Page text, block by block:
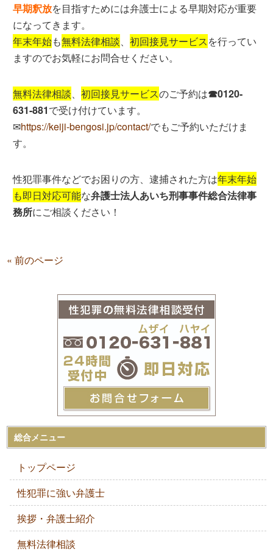
早期釈放を目指すためには弁護士による早期対応が重要
になってきます。
年末年始も無料法律相談、初回接見サービスを行ってい
ますのでお気軽にお問合せください。
無料法律相談、初回接見サービスのご予約は☎0120-
631-881で受け付けています。
✉https://keiji-bengosi.jp/contact/でもご予約いただけま
す。
性犯罪事件などでお困りの方、逮捕された方は年末年始
も即日対応可能な弁護士法人あいち刑事事件総合法律事
務所にご相談ください！
« 前のページ
総合メニュー
トップページ
性犯罪に強い弁護士
挨拶・弁護士紹介
無料法律相談